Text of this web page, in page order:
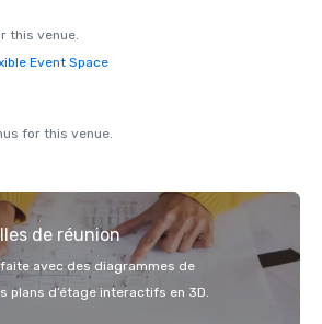
this venue.
Event Space
for this venue.
de réunion
avec des diagrammes de
plans d’étage interactifs en 3D.